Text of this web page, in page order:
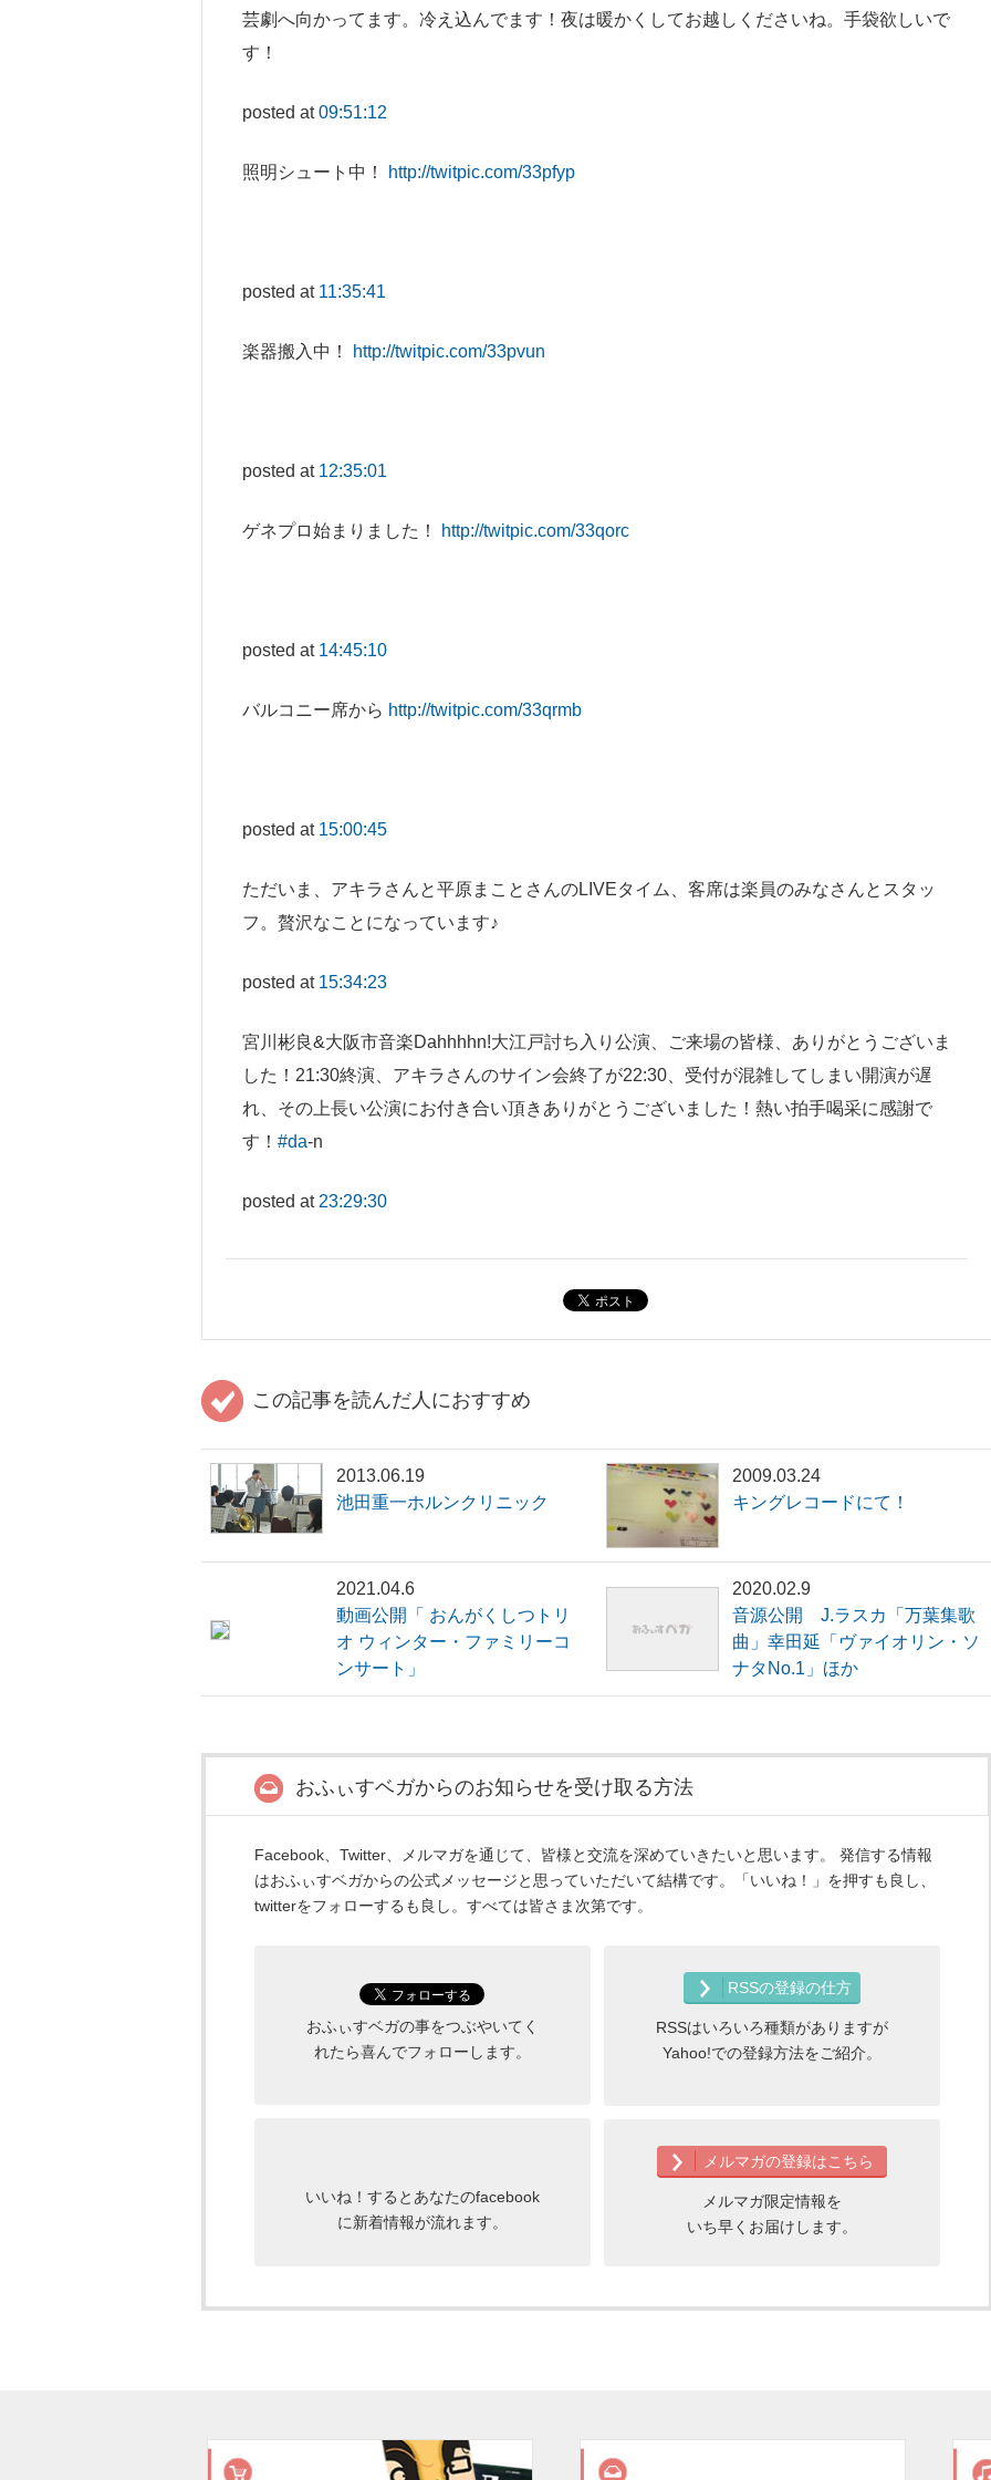
芸劇へ向かってます。冷え込んでます！夜は暖かくしてお越しくださいね。手袋欲しいで
す！
posted at09:51:12
照明シュート中！ http://twitpic.com/33pfyp
posted at 11:35:41
楽器搬入中！ http://twitpic.com/33pvun
posted at 12:35:01
ゲネプロ始まりました！ http://twitpic.com/33qorc
posted at 14:45:10
バルコニー席から http://twitpic.com/33qrmb
posted at 15:00:45
ただいま、アキラさんと平原まことさんのLIVEタイム、客席は楽員のみなさんとスタッ
フ。贅沢なことになっています♪
posted at 15:34:23
宮川彬良&大阪市音楽Dahhhhn!大江戸討ち入り公演、ご来場の皆様、ありがとうございま
した！21:30終演、アキラさんのサイン会終了が22:30、受付が混雑してしまい開演が遅
れ、その上長い公演にお付き合い頂きありがとうございました！熱い拍手喝采に感謝で
す！ #da-n
posted at 23:29:30
この記事を読んだ人におすすめ
2013.06.19
池田重一ホルンクリニック
2009.03.24
キングレコードにて！
2021.04.6
動画公開「 おんがくしつトリ
オ ウィンター・ファミリーコ
ンサート」
2020.02.9
音源公開 J.ラスカ「万葉集歌
曲」幸田延「ヴァイオリン・ソ
ナタNo.1」ほか
おふぃすベガからのお知らせを受け取る方法
Facebook、Twitter、メルマガを通じて、皆様と交流を深めていきたいと思います。 発信する情報
はおふぃすベガからの公式メッセージと思っていただいて結構です。「いいね！」を押すも良し、
twitterをフォローするも良し。すべては皆さま次第です。
おふぃすベガの事をつぶやいてく
れたら喜んでフォローします。
RSSの登録の仕方
RSSはいろいろ種類がありますが
Yahoo!での登録方法をご紹介。
いいね！するとあなたのfacebook
に新着情報が流れます。
メルマガの登録はこちら
メルマガ限定情報を
いち早くお届けします。